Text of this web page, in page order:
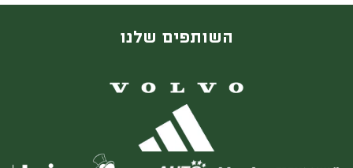
השותפים שלנו